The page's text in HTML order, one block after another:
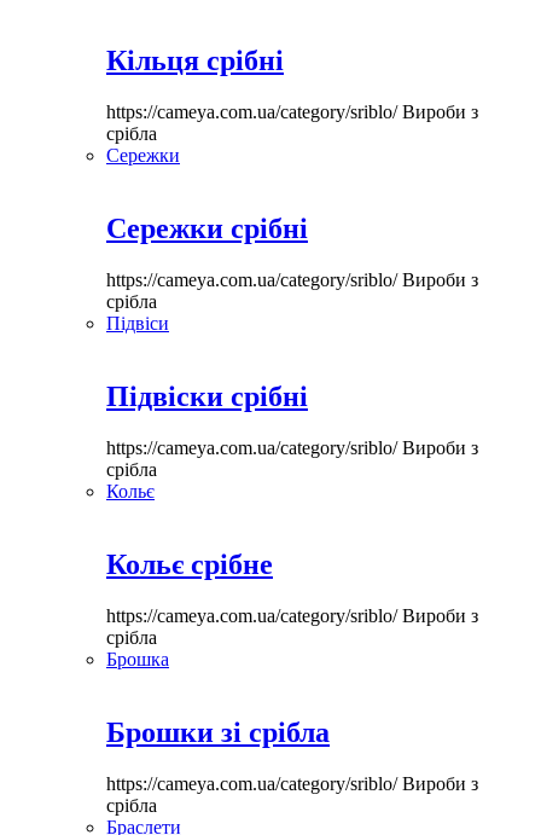
Кільця срібні
https://cameya.com.ua/category/sriblo/Вироби з
срібла
Сережки
Сережки срібні
https://cameya.com.ua/category/sriblo/Вироби з
срібла
Підвіси
Підвіски срібні
https://cameya.com.ua/category/sriblo/Вироби з
срібла
Кольє
Кольє срібне
https://cameya.com.ua/category/sriblo/Вироби з
срібла
Брошка
Брошки зі срібла
https://cameya.com.ua/category/sriblo/Вироби з
срібла
Браслети